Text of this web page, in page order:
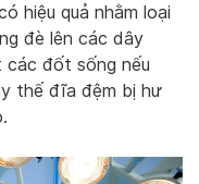
hiệu quả nhằm loại
đè lên các dây
các đốt sống nếu
thế đĩa đệm bị hư